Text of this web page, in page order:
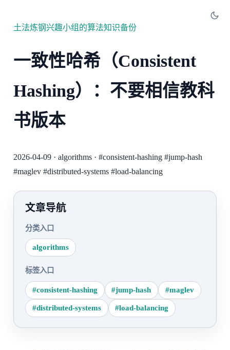
土法炼钢兴趣小组的算法知识备份
一致性哈希（Consistent
Hashing）：不要相信教科
书版本
2026-04-09· algorithms· #consistent-hashing #jump-hash
#maglev #distributed-systems #load-balancing
文章导航
分类入口
algorithms
标签入口
#consistent-hashing #jump-hash #maglev
#distributed-systems #load-balancing